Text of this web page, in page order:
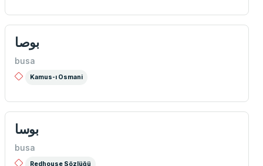
بوصا
busa
Kamus-ı Osmani
بوسا
busa
Redhouse Sözlüğü